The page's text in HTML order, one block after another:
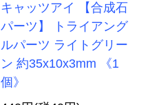
キャッツアイ 【合成石
パーツ】 トライアング
ルパーツ ライトグリー
ン 約35x10x3mm 《1
個》